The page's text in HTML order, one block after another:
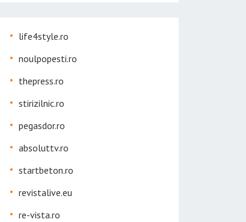
life4style.ro
noulpopesti.ro
thepress.ro
stirizilnic.ro
pegasdor.ro
absoluttv.ro
startbeton.ro
revistalive.eu
re-vista.ro